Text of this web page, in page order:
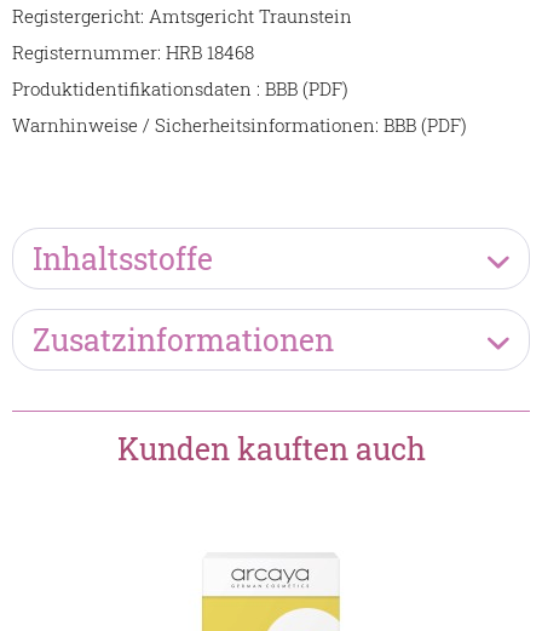
Registergericht: Amtsgericht Traunstein
Registernummer: HRB 18468
Produktidentifikationsdaten : BBB (PDF)
Warnhinweise / Sicherheitsinformationen: BBB (PDF)
Inhaltsstoffe
Zusatzinformationen
Kunden kauften auch